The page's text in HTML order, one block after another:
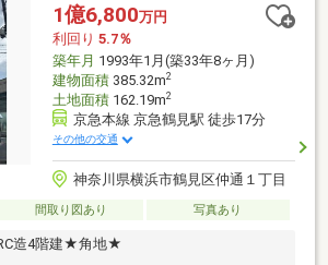
1億6,800万円
利回り 5.7％
築年月 1993年1月(築33年8ヶ月)
建物面積385.32m2
土地面積162.19m2
京急本線 京急鶴見駅 徒歩17分
その他の交通
神奈川県横浜市鶴見区仲通１丁目
間取り図あり 写真あり
造4階建★角地★